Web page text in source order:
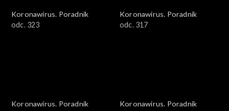
Koronawirus. Poradnik
odc. 323
Koronawirus. Poradnik
odc. 317
Koronawirus. Poradnik
Koronawirus. Poradnik